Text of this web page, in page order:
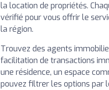
la location de propriétés.
vérifié pour vous offrir le
la région.
Trouvez des agents
facilitation de transactions
une résidence, un espace
pouvez filtrer les options par